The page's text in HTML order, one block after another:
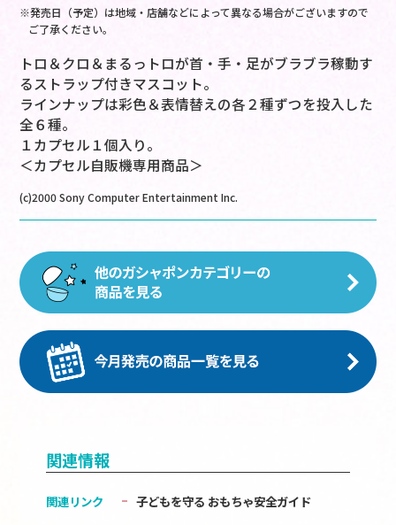
※発売日（予定）は地域・店舗などによって異なる場合がございますので
ご了承ください。
トロ＆クロ＆まるっトロが首・手・足がブラブラ稼動す
るストラップ付きマスコット。
ラインナップは彩色＆表情替えの各２種ずつを投入した
全６種。
１カプセル１個入り。
＜カプセル自販機専用商品＞
(c)2000 Sony Computer Entertainment Inc.
関連情報
関連リンク 子どもを守る おもちゃ安全ガイド